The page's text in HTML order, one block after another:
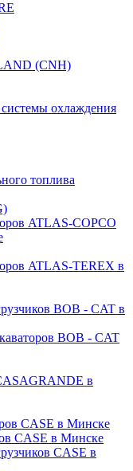
(CNH)
охлаждения
топлива
ATLAS-COPCO
ATLAS-TEREX в
BOB - CAT в
BOB - CAT
в
CASE в Минске
CASE в Минске
CASE в